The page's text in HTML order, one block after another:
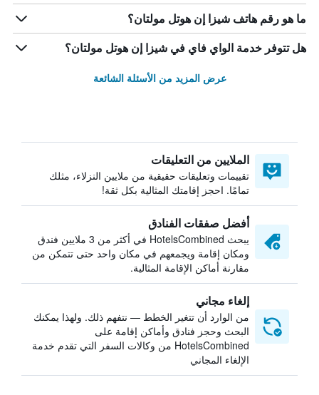
ما هو رقم هاتف شيزا إن هوتل مولتان؟
هل تتوفر خدمة الواي فاي في شيزا إن هوتل مولتان؟
عرض المزيد من الأسئلة الشائعة
الملايين من التعليقات
تقييمات وتعليقات حقيقية من ملايين النزلاء، مثلك
تمامًا. احجز إقامتك المثالية بكل ثقة!
أفضل صفقات الفنادق
يبحث HotelsCombined في أكثر من 3 ملايين فندق
ومكان إقامة ويجمعهم في مكان واحد حتى تتمكن من
مقارنة أماكن الإقامة المثالية.
إلغاء مجاني
من الوارد أن تتغير الخطط — نتفهم ذلك. ولهذا يمكنك
البحث وحجز فنادق وأماكن إقامة على
HotelsCombined من وكالات السفر التي تقدم خدمة
الإلغاء المجاني